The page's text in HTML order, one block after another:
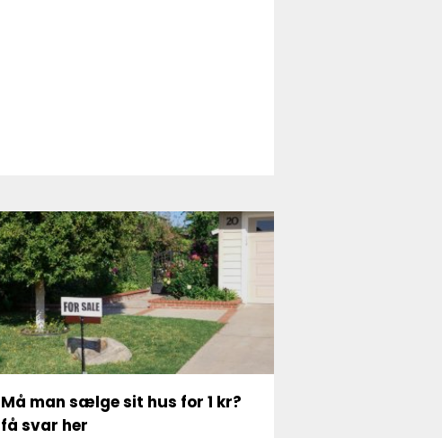
Må man sælge sit hus for 1 kr?
få svar her